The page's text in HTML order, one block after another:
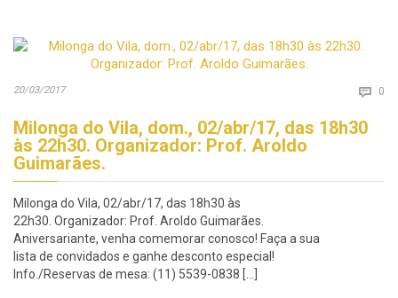
20/03/2017  0
Milonga do Vila, dom., 02/abr/17, das 18h30
às 22h30. Organizador: Prof. Aroldo
Guimarães.
Milonga do Vila, 02/abr/17, das 18h30 às
22h30. Organizador: Prof. Aroldo Guimarães.
Aniversariante, venha comemorar conosco! Faça a sua
lista de convidados e ganhe desconto especial!
Info./Reservas de mesa: (11) 5539-0838 […]